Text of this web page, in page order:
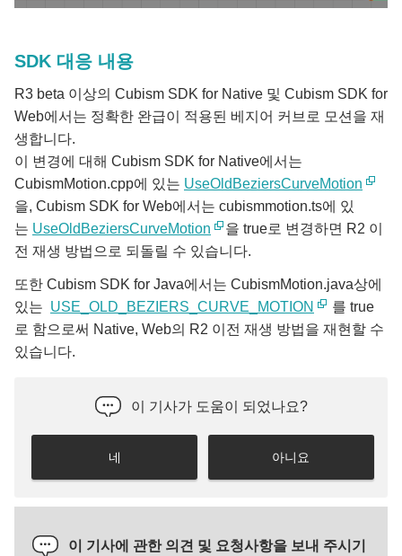
SDK 대응 내용
R3 beta 이상의 Cubism SDK for Native 및 Cubism SDK for
Web에서는 정확한 완급이 적용된 베지어 커브로 모션을 재
생합니다.
이 변경에 대해 Cubism SDK for Native에서는
CubismMotion.cpp에 있는 UseOldBeziersCurveMotion
을, Cubism SDK for Web에서는 cubismmotion.ts에 있
는 UseOldBeziersCurveMotion
을 true로 변경하면 R2 이
전 재생 방법으로 되돌릴 수 있습니다.
또한 Cubism SDK for Java에서는 CubismMotion.java상에
있는 USE_OLD_BEZIERS_CURVE_MOTION
를 true
로 함으로써 Native, Web의 R2 이전 재생 방법을 재현할 수
있습니다.
이 기사가 도움이 되었나요?
네 아니요
이 기사에 관한 의견 및 요청사항을 보내 주시기